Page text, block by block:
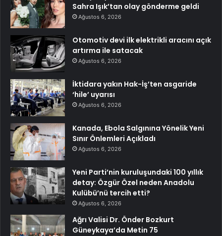
Sahra Işık’tan olay gönderme geldi
Ağustos 6, 2026
Otomotiv devi ilk elektrikli aracını açık
artırma ile satacak
Ağustos 6, 2026
İktidara yakın Hak-İş’ten asgaride
‘hile’ uyarısı
Ağustos 6, 2026
Kanada, Ebola Salgınına Yönelik Yeni
Sınır Önlemleri Açıkladı
Ağustos 6, 2026
Yeni Parti’nin kuruluşundaki 100 yıllık
detay: Özgür Özel neden Anadolu
Kulübü’nü tercih etti?
Ağustos 6, 2026
Ağrı Valisi Dr. Önder Bozkurt
Güneykaya’da Metin 75